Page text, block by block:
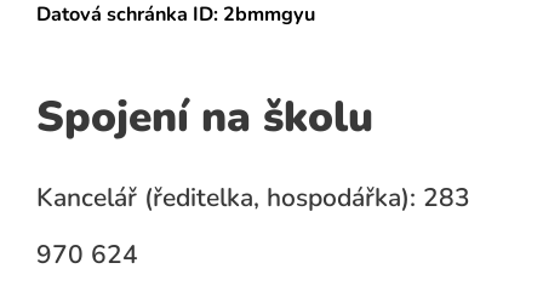
Datová schránka ID: 2bmmgyu
Spojení na školu
Kancelář (ředitelka, hospodářka): 283
970 624